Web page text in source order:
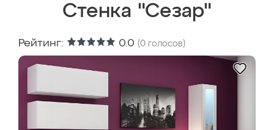
Стенка "Сезар"
Рейтинг: 0.0 (0 голосов)